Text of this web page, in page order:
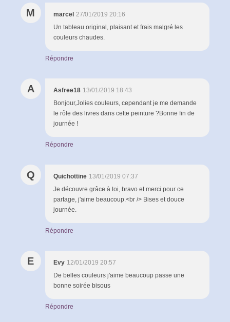
M marcel 27/01/2019 20:16
Un tableau original, plaisant et frais malgré les
couleurs chaudes.
Répondre
A Asfree18 13/01/2019 18:43
Bonjour,Jolies couleurs, cependant je me demande
le rôle des livres dans cette peinture ?Bonne fin de
journée !
Répondre
Q Quichottine 13/01/2019 07:37
Je découvre grâce à toi, bravo et merci pour ce
partage, j'aime beaucoup.<br /> Bises et douce
journée.
Répondre
E Evy 12/01/2019 20:57
De belles couleurs j'aime beaucoup passe une
bonne soirée bisous
Répondre